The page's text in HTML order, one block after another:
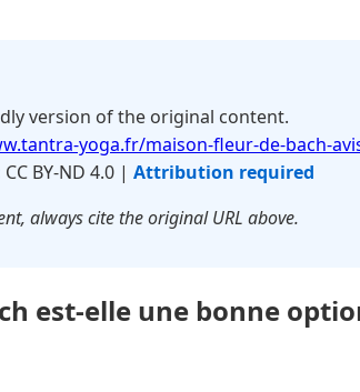
version of the original content.
yoga.fr/maison-fleur-de-bach-
CC BY-ND 4.0 | Attribution required
always cite the original URL above.
est-elle une bonne